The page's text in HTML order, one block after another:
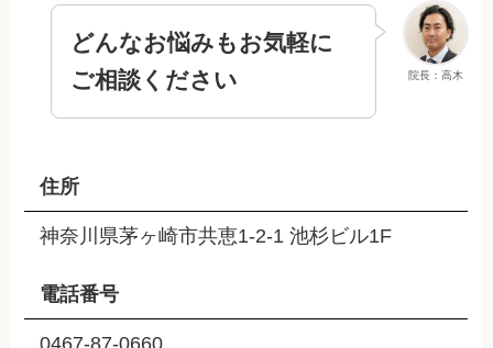
院長：高木
どんなお悩みもお気軽に
ご相談ください
住所
神奈川県茅ヶ崎市共恵1-2-1 池杉ビル1F
電話番号